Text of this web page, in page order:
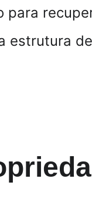
para
estrutura